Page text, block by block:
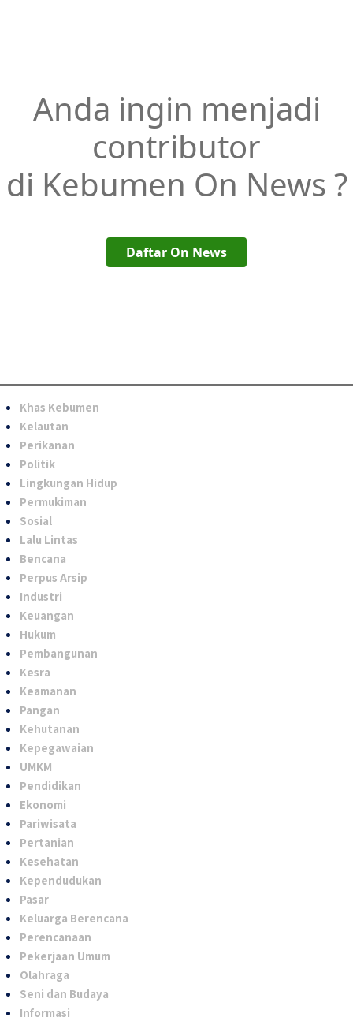
Anda ingin menjadi
contributor
di Kebumen On News ?
Daftar On News
Khas Kebumen
Kelautan
Perikanan
Politik
Lingkungan Hidup
Permukiman
Sosial
Lalu Lintas
Bencana
Perpus Arsip
Industri
Keuangan
Hukum
Pembangunan
Kesra
Keamanan
Pangan
Kehutanan
Kepegawaian
UMKM
Pendidikan
Ekonomi
Pariwisata
Pertanian
Kesehatan
Kependudukan
Pasar
Keluarga Berencana
Perencanaan
Pekerjaan Umum
Olahraga
Seni dan Budaya
Informasi